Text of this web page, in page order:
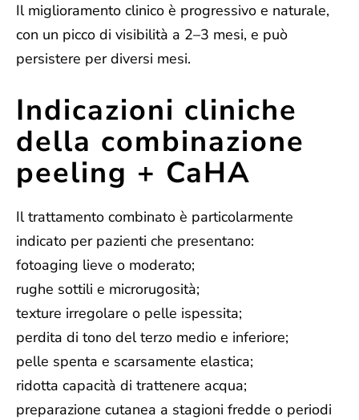
Il miglioramento clinico è progressivo e naturale,
con un picco di visibilità a 2–3 mesi, e può
persistere per diversi mesi.
Indicazioni cliniche
della combinazione
peeling + CaHA
Il trattamento combinato è particolarmente
indicato per pazienti che presentano:
fotoaging lieve o moderato;
rughe sottili e microrugosità;
texture irregolare o pelle ispessita;
perdita di tono del terzo medio e inferiore;
pelle spenta e scarsamente elastica;
ridotta capacità di trattenere acqua;
preparazione cutanea a stagioni fredde o periodi